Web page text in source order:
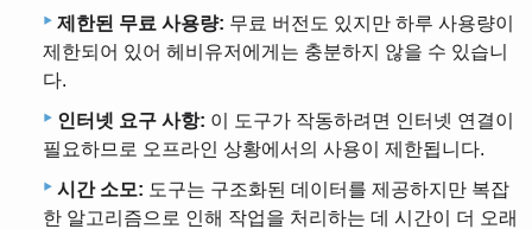
제한된 무료 사용량: 무료 버전도 있지만 하루 사용량이
제한되어 있어 헤비유저에게는 충분하지 않을 수 있습니
다.
인터넷 요구 사항: 이 도구가 작동하려면 인터넷 연결이
필요하므로 오프라인 상황에서의 사용이 제한됩니다.
시간 소모: 도구는 구조화된 데이터를 제공하지만 복잡
한 알고리즘으로 인해 작업을 처리하는 데 시간이 더 오래